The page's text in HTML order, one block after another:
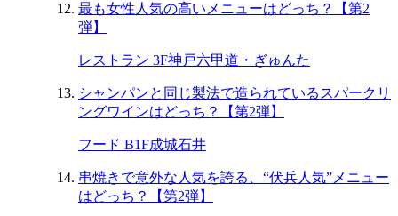
最も女性人気の高いメニューはどっち？【第2
弾】
レストラン 3F神戸六甲道・ぎゅんた
シャンパンと同じ製法で造られているスパークリ
ングワインはどっち？【第2弾】
フード B1F成城石井
串焼きで意外な人気を誇る、“伏兵人気”メニュー
はどっち？【第2弾】